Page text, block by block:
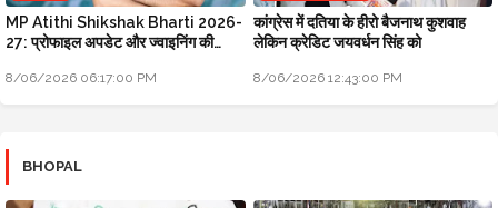
MP Atithi Shikshak Bharti 2026-
27: प्रोफाइल अपडेट और ज्वाइनिंग की
8/06/2026 06:17:00 PM
कांग्रेस में दतिया के हीरो बैजनाथ कुशवाह
लेकिन क्रेडिट जयवर्धन सिंह को
8/06/2026 12:43:00 PM
BHOPAL